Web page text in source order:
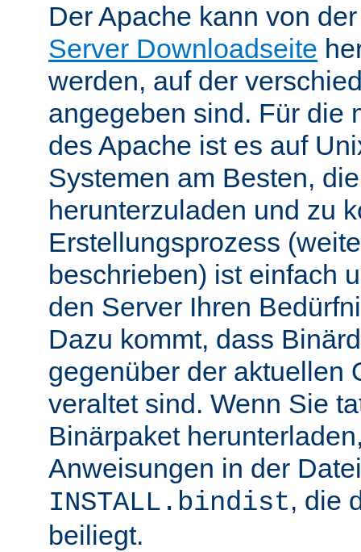
Der Apache kann von
Server Downloadseite
werden, auf der
angegeben sind. Für die
des Apache ist es auf
Systemen am Besten,
herunterzuladen und zu
Erstellungsprozess
beschrieben) ist einfach
den Server Ihren
Dazu kommt, dass
gegenüber der aktuellen
veraltet sind. Wenn Sie
Binärpaket
Anweisungen in der Datei
INSTALL.bindist, die
beiliegt.